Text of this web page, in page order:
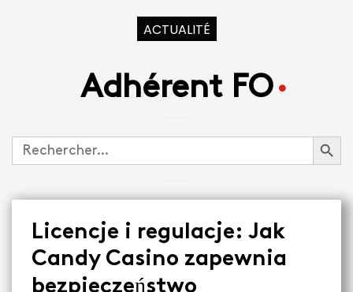
ACTUALITÉ
Adhérent FO
Search
for:
Search Button
Licencje i regulacje: Jak
Candy Casino zapewnia
bezpieczeństwo